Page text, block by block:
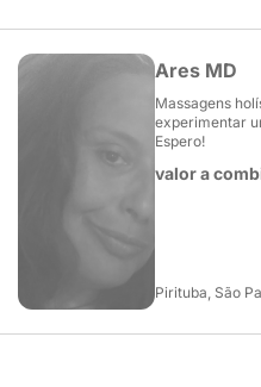
Ares MD
Massagens
experimentar
Espero!
valor a
Pirituba, São